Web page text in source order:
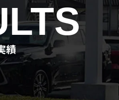
チェレステ浜線店
チェレステ保田窪店
チェレステ力合店
チェレステ人吉店
績